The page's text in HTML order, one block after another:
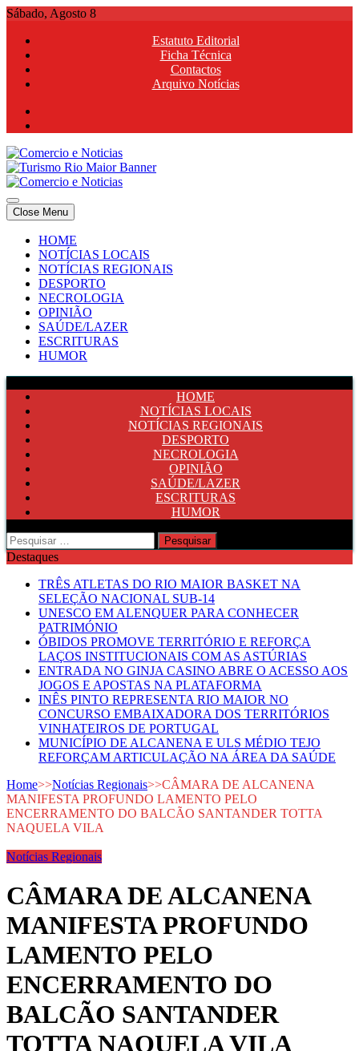
Skip
content
Sábado, Agosto 8
Estatuto Editorial
Ficha Técnica
Contactos
Arquivo Notícias
Comercio e Noticias
Notícias e Publicidade Online
Comercio e Noticias
Notícias e Publicidade Online
Close Menu
HOME
NOTÍCIAS LOCAIS
NOTÍCIAS REGIONAIS
DESPORTO
NECROLOGIA
OPINIÃO
SAÚDE/LAZER
ESCRITURAS
HUMOR
HOME
NOTÍCIAS LOCAIS
NOTÍCIAS REGIONAIS
DESPORTO
NECROLOGIA
OPINIÃO
SAÚDE/LAZER
ESCRITURAS
HUMOR
Pesquisar
por:
Destaques
TRÊS ATLETAS DO RIO MAIOR BASKET NA
SELEÇÃO NACIONAL SUB-14
UNESCO EM ALENQUER PARA CONHECER
PATRIMÓNIO
ÓBIDOS PROMOVE TERRITÓRIO E REFORÇA
LAÇOS INSTITUCIONAIS COM AS ASTÚRIAS
ENTRADA NO GINJA CASINO ABRE O ACESSO AOS
JOGOS E APOSTAS NA PLATAFORMA
INÊS PINTO REPRESENTA RIO MAIOR NO
CONCURSO EMBAIXADORA DOS TERRITÓRIOS
VINHATEIROS DE PORTUGAL
MUNICÍPIO DE ALCANENA E ULS MÉDIO TEJO
REFORÇAM ARTICULAÇÃO NA ÁREA DA SAÚDE
Home>>Notícias Regionais>>CÂMARA DE ALCANENA
MANIFESTA PROFUNDO LAMENTO PELO
ENCERRAMENTO DO BALCÃO SANTANDER TOTTA
NAQUELA VILA
Notícias Regionais
CÂMARA DE ALCANENA
MANIFESTA PROFUNDO
LAMENTO PELO
ENCERRAMENTO DO
BALCÃO SANTANDER
TOTTA NAQUELA VILA